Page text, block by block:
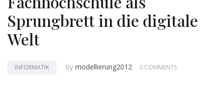
Sprungbrett in die digitale
Welt
INFORMATIK by modellierung2012 0 COMMENTS